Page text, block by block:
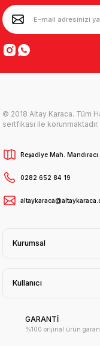
© 2018 Altay Karaca. Tüm
sertfikası ile korunmaktadır.
Reşadiye Mah.
0282 652 84 19
Kurumsal
Kullanıcı
GARANTİ
%100 orijinal ürün